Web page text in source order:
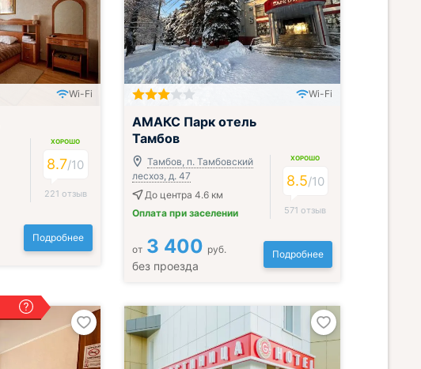
Wi-Fi
ХОРОШО
8.7/10
221 отзыв
Подробнее
Wi-Fi
АМАКС Парк отель
Тамбов
Тамбов, п. Тамбовский
лесхоз, д. 47
До центра 4.6 км
Оплата при заселении
ХОРОШО
8.5/10
571 отзыв
от 3 400 руб.
без проезда
Подробнее